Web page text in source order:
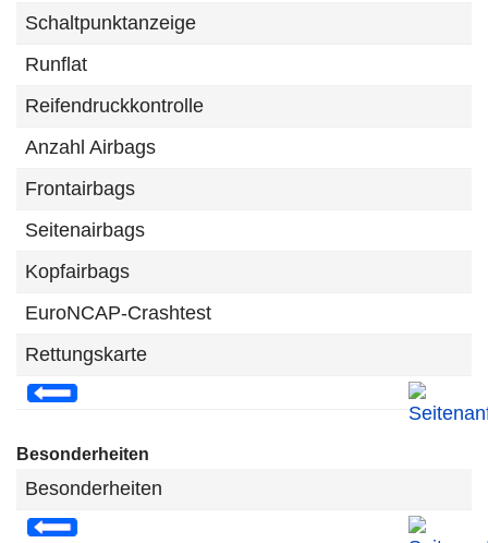
Schaltpunktanzeige
Runflat
Reifendruckkontrolle
Anzahl Airbags
Frontairbags
Seitenairbags
Kopfairbags
EuroNCAP-Crashtest
Rettungskarte
Besonderheiten
Besonderheiten